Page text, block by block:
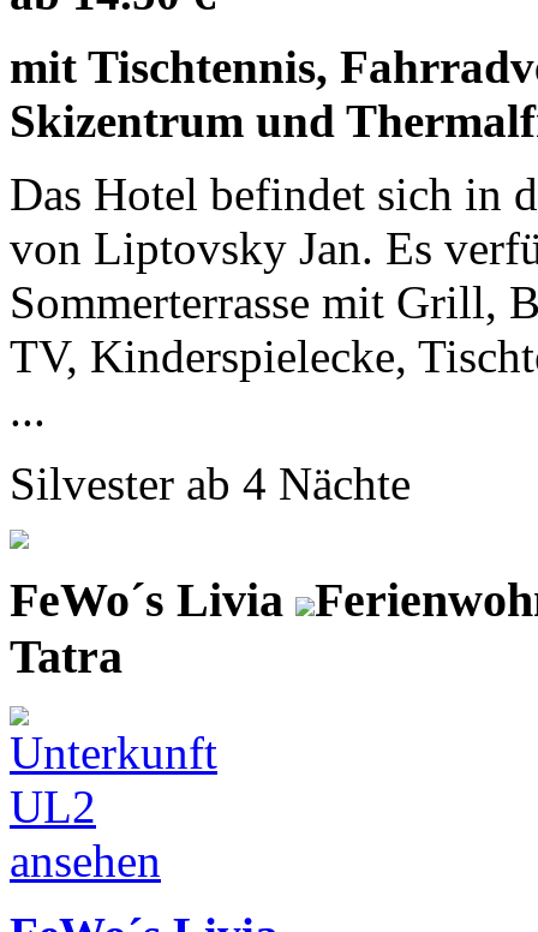
mit Tischtennis,
Skizentrum und
Das Hotel befindet sich in
von Liptovsky Jan. Es
Sommerterrasse mit Grill,
TV, Kinderspielecke,
...
Silvester ab 4 Nächte
FeWo´s Livia
Tatra